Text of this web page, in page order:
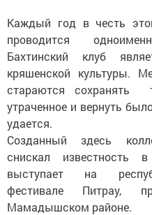
Каждый год в честь
проводится
Бахтинский клуб
кряшенской культуры.
стараются сохранять
утраченное и вернуть
удается.
Созданный здесь
снискал
выступает на
фестивале
Мамадышском районе.